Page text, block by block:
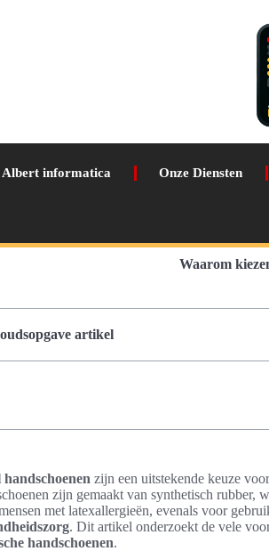
Albert informatica Onze Diensten
Waarom
artikel
zijn een uitstekende keuze
zijn gemaakt van synthetisch rubber,
met latexallergieën, evenals voor
. Dit artikel onderzoekt de vele
handschoenen.